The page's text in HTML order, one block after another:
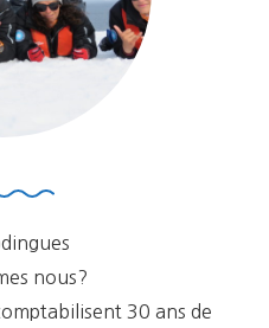
nous?
30 ans de